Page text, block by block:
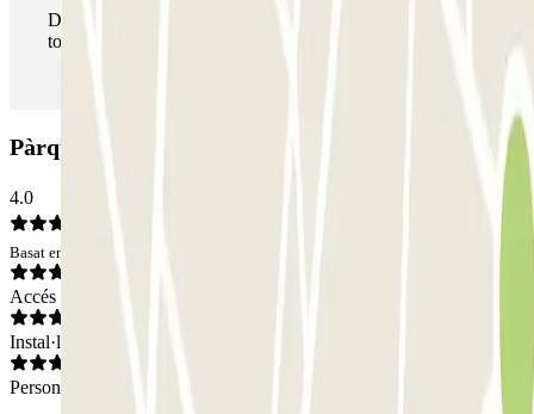
Durant la teva estada podràs entrar i sortir del pàrquing
totes les vegades que vulguis.
Pàrquing Q-Park Torengarage: Opinions
4.0
Basat en 2 opinions
Accés
Instal·lacions
Personal